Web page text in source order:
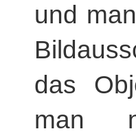
und
das
man